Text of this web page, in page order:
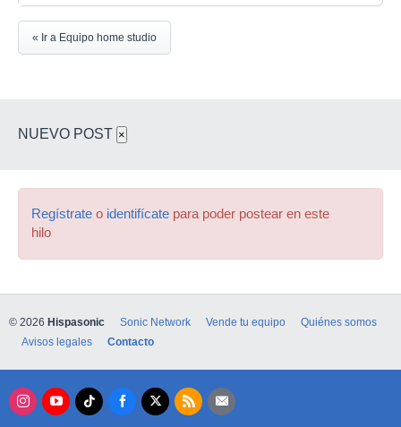
« Ir a Equipo home studio
NUEVO POST ×
Regístrate o identifícate para poder postear en este
hilo
© 2026 Hispasonic Sonic Network Vende tu equipo
Quiénes somos
Avisos legales
Contacto